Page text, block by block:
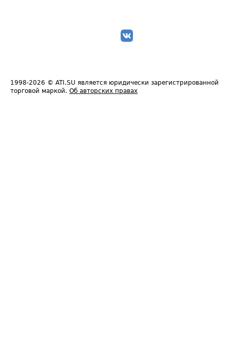
1998-2026 © ATI.SU является юридически зарегистрированной
торговой маркой. Об авторских правах